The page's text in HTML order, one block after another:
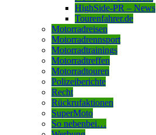
HighSide-PR – News
Tourenfahrer.de
Motorradreisen
Motorradrennsport
Motorradtrainings
Motorradtreffen
Motorradtouren
Polizeiberichte
Recht
Rückrufaktionen
SuperMoto
So nebenbei…